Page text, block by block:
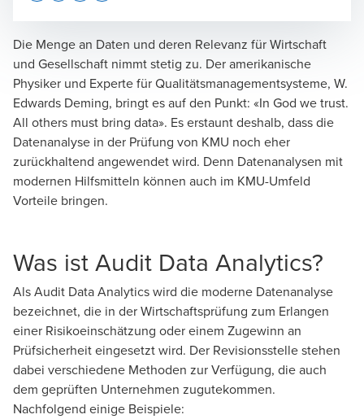
Die Menge an Daten und deren Relevanz für Wirtschaft
und Gesellschaft nimmt stetig zu. Der amerikanische
Physiker und Experte für Qualitätsmanagementsysteme, W.
Edwards Deming, bringt es auf den Punkt: «In God we trust.
All others must bring data». Es erstaunt deshalb, dass die
Datenanalyse in der Prüfung von KMU noch eher
zurückhaltend angewendet wird. Denn Datenanalysen mit
modernen Hilfsmitteln können auch im KMU-Umfeld
Vorteile bringen.
Was ist Audit Data Analytics?
Als Audit Data Analytics wird die moderne Datenanalyse
bezeichnet, die in der Wirtschaftsprüfung zum Erlangen
einer Risikoeinschätzung oder einem Zugewinn an
Prüfsicherheit eingesetzt wird. Der Revisionsstelle stehen
dabei verschiedene Methoden zur Verfügung, die auch
dem geprüften Unternehmen zugutekommen.
Nachfolgend einige Beispiele: